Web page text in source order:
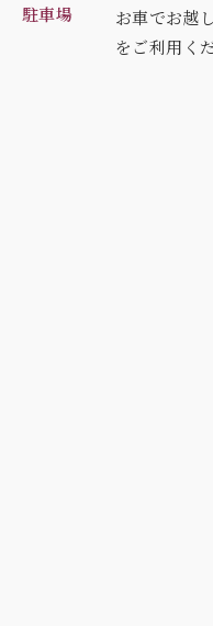
駐車場
お車でお越
をご利用く